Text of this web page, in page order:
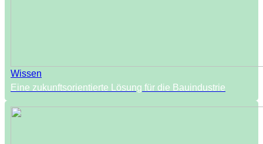
Wissen
Eine zukunftsorientierte Lösung für die Bauindustrie